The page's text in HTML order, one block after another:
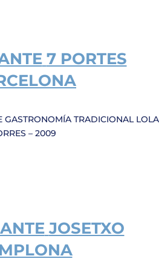
7 PORTES
GASTRONOMÍA TRADICIONAL LOLA
– 2009
JOSETXO